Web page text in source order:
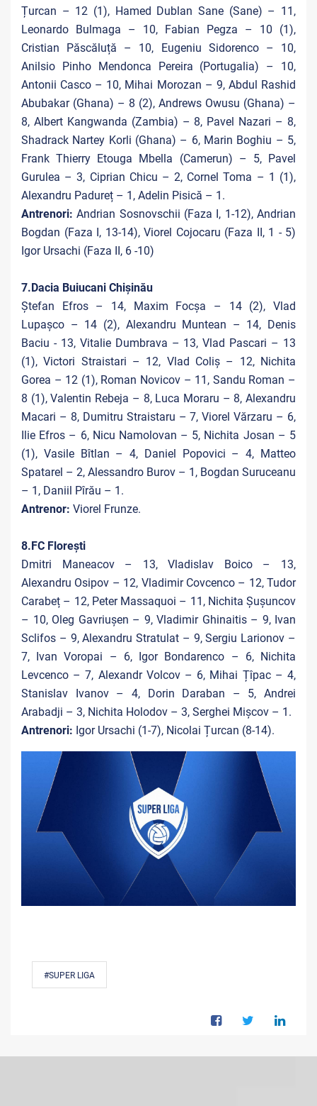
Țurcan – 12 (1), Hamed Dublan Sane (Sane) – 11,
Leonardo Bulmaga – 10, Fabian Pegza – 10 (1),
Cristian Păscăluță – 10, Eugeniu Sidorenco – 10,
Anilsio Pinho Mendonca Pereira (Portugalia) – 10,
Antonii Casco – 10, Mihai Morozan – 9, Abdul Rashid
Abubakar (Ghana) – 8 (2), Andrews Owusu (Ghana) –
8, Albert Kangwanda (Zambia) – 8, Pavel Nazari – 8,
Shadrack Nartey Korli (Ghana) – 6, Marin Boghiu – 5,
Frank Thierry Etouga Mbella (Camerun) – 5, Pavel
Gurulea – 3, Ciprian Chicu – 2, Cornel Toma – 1 (1),
Alexandru Padureț – 1, Adelin Pisică – 1.
Antrenori: Andrian Sosnovschii (Faza I, 1-12), Andrian
Bogdan (Faza I, 13-14), Viorel Cojocaru (Faza II, 1 - 5)
Igor Ursachi (Faza II, 6 -10)
7.Dacia Buiucani Chișinău
Ștefan Efros – 14, Maxim Focșa – 14 (2), Vlad
Lupașco – 14 (2), Alexandru Muntean – 14, Denis
Baciu - 13, Vitalie Dumbrava – 13, Vlad Pascari – 13
(1), Victori Straistari – 12, Vlad Coliș – 12, Nichita
Gorea – 12 (1), Roman Novicov – 11, Sandu Roman –
8 (1), Valentin Rebeja – 8, Luca Moraru – 8, Alexandru
Macari – 8, Dumitru Straistaru – 7, Viorel Vărzaru – 6,
Ilie Efros – 6, Nicu Namolovan – 5, Nichita Josan – 5
(1), Vasile Bîtlan – 4, Daniel Popovici – 4, Matteo
Spatarel – 2, Alessandro Burov – 1, Bogdan Suruceanu
– 1, Daniil Pîrău – 1.
Antrenor: Viorel Frunze.
8.FC Florești
Dmitri Maneacov – 13, Vladislav Boico – 13,
Alexandru Osipov – 12, Vladimir Covcenco – 12, Tudor
Carabeț – 12, Peter Massaquoi – 11, Nichita Șușuncov
– 10, Oleg Gavriușen – 9, Vladimir Ghinaitis – 9, Ivan
Sclifos – 9, Alexandru Stratulat – 9, Sergiu Larionov –
7, Ivan Voropai – 6, Igor Bondarenco – 6, Nichita
Levcenco – 7, Alexandr Volcov – 6, Mihai Țîpac – 4,
Stanislav Ivanov – 4, Dorin Daraban – 5, Andrei
Arabadji – 3, Nichita Holodov – 3, Serghei Mișcov – 1.
Antrenori: Igor Ursachi (1-7), Nicolai Țurcan (8-14).
#SUPER LIGA